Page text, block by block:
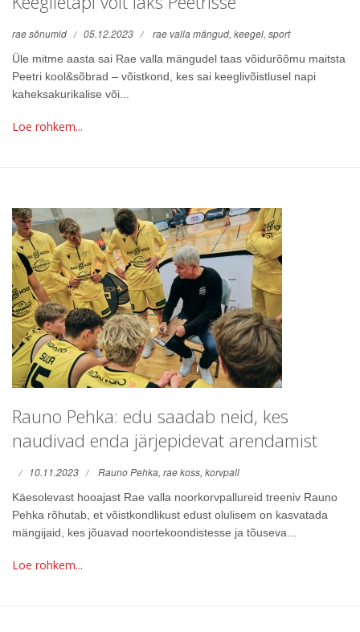
rae sõnumid 05.12.2023 rae valla mängud, keegel, sport
Üle mitme aasta sai Rae valla mängudel taas võidurõõmu maitsta
Peetri kool&sõbrad – võistkond, kes sai keeglivõistlusel napi
kaheksakurikalise või...
Loe rohkem...
Rauno Pehka: edu saadab neid, kes
naudivad enda järjepidevat arendamist
10.11.2023 Rauno Pehka, rae koss, korvpall
Käesolevast hooajast Rae valla noorkorvpallureid treeniv Rauno
Pehka rõhutab, et võistkondlikust edust olulisem on kasvatada
mängijaid, kes jõuavad noortekoondistesse ja tõuseva...
Loe rohkem...